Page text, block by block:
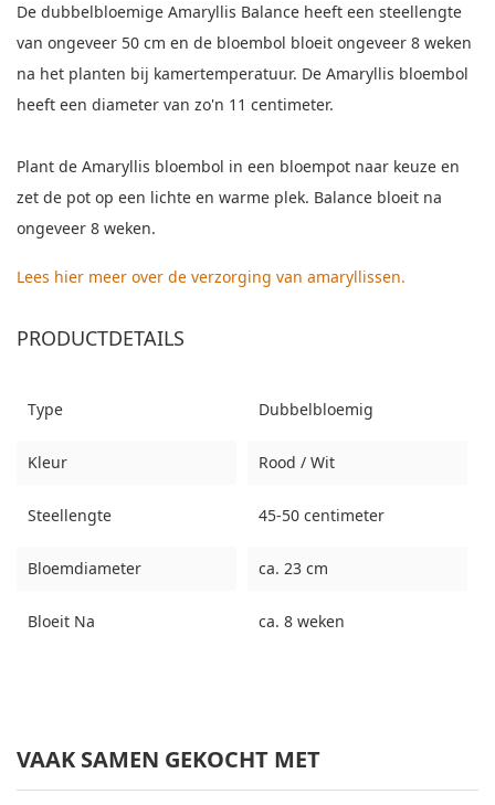
De dubbelbloemige Amaryllis Balance heeft een steellengte
van ongeveer 50 cm en de bloembol bloeit ongeveer 8 weken
na het planten bij kamertemperatuur. De Amaryllis bloembol
heeft een diameter van zo'n 11 centimeter.
Plant de Amaryllis bloembol in een bloempot naar keuze en
zet de pot op een lichte en warme plek. Balance bloeit na
ongeveer 8 weken.
Lees hier meer over de verzorging van amaryllissen.
PRODUCTDETAILS
Type Dubbelbloemig
Kleur Rood / Wit
Steellengte 45-50 centimeter
Bloemdiameter ca. 23 cm
Bloeit Na ca. 8 weken
VAAK SAMEN GEKOCHT MET